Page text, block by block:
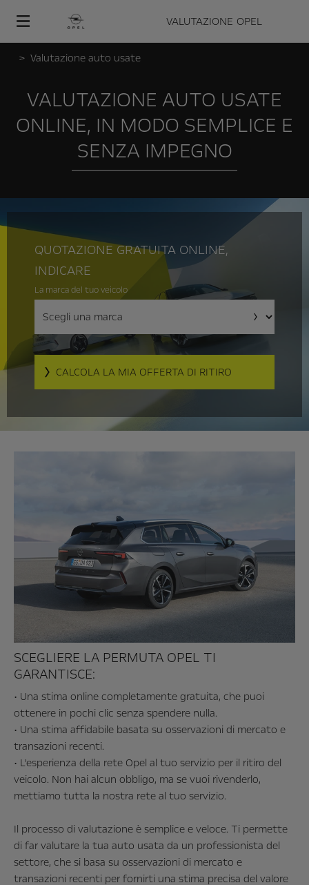
VALUTAZIONE OPEL
Valutazione auto usate
VALUTAZIONE AUTO USATE
ONLINE, IN MODO SEMPLICE E
SENZA IMPEGNO
QUOTAZIONE GRATUITA ONLINE,
INDICARE
La marca del tuo veicolo
CALCOLA LA MIA OFFERTA DI RITIRO
SCEGLIERE LA PERMUTA OPEL TI
GARANTISCE:
• Una stima online completamente gratuita, che puoi
ottenere in pochi clic senza spendere nulla.
• Una stima affidabile basata su osservazioni di mercato e
transazioni recenti.
• L'esperienza della rete Opel al tuo servizio per il ritiro del
veicolo. Non hai alcun obbligo, ma se vuoi rivenderlo,
mettiamo tutta la nostra rete al tuo servizio.
Il processo di valutazione è semplice e veloce. Ti permette
di far valutare la tua auto usata da un professionista del
settore, che si basa su osservazioni di mercato e
transazioni recenti per fornirti una stima precisa del valore